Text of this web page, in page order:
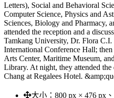
Letters), Social and Behavioral
Computer Science, Physics and
Sciences, Biology and Pharmacy,
attended the reception and a
Tamkang University, Dr. Flora C.I.
International Conference Hall;
Arts Center, Maritime Museum,
Library. At night, they attended the
Chang at Regalees Hotel.
大小： 800 px × 476 px